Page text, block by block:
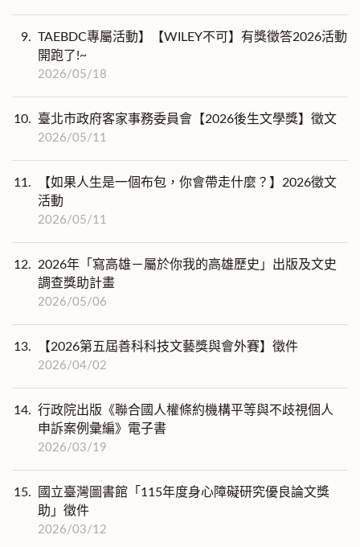
9. TAEBDC專屬活動】【WILEY不可】有獎徵答2026活動
開跑了!~
2026/05/18
10. 臺北市政府客家事務委員會【2026後生文學獎】徵文
2026/05/11
11.
【如果人生是一個布包，你會帶走什麼？】2026徵文
活動
2026/05/11
12. 2026年「寫高雄－屬於你我的高雄歷史」出版及文史
調查獎助計畫
2026/05/06
13. 【2026第五屆善科科技文藝獎與會外賽】徵件
2026/04/02
14. 行政院出版《聯合國人權條約機構平等與不歧視個人
申訴案例彙編》電子書
2026/03/19
15.
國立臺灣圖書館「115年度身心障礙研究優良論文獎
助」徵件
2026/03/12